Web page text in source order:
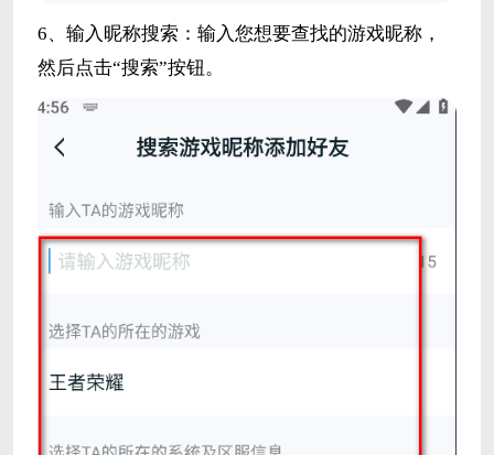
6、输入昵称搜索：输入您想要查找的游戏昵称，
然后点击“搜索”按钮。